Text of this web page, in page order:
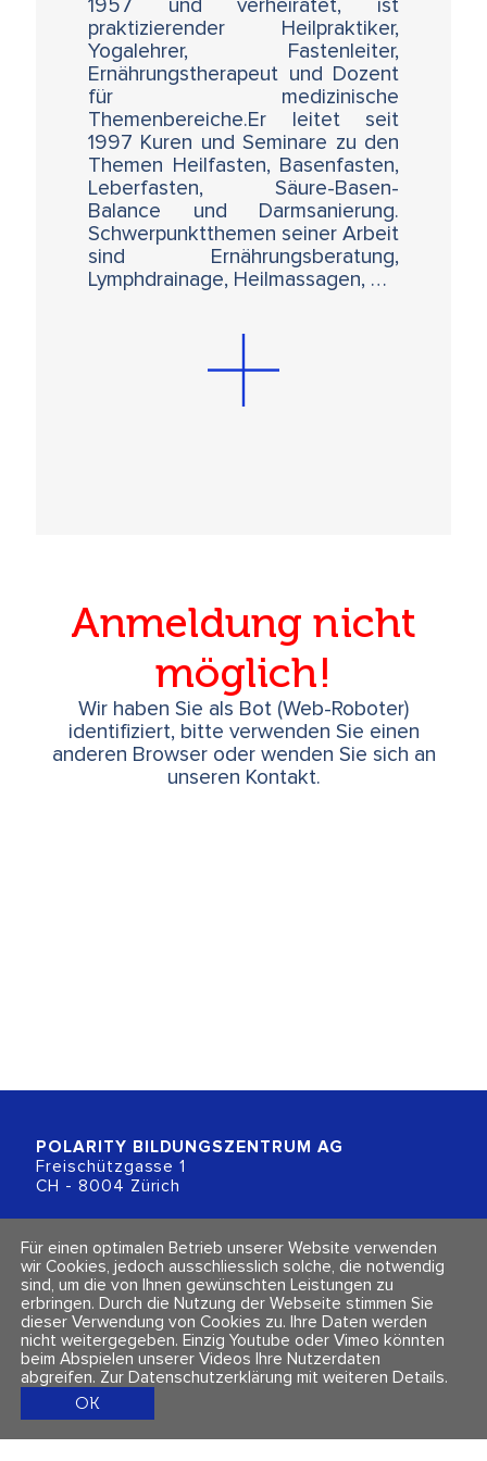
1957 und verheiratet, ist
praktizierender Heilpraktiker,
Yogalehrer, Fastenleiter,
Ernährungstherapeut und Dozent
für medizinische
Themenbereiche.Er leitet seit
1997 Kuren und Seminare zu den
Themen Heilfasten, Basenfasten,
Leberfasten, Säure-Basen-
Balance und Darmsanierung.
Schwerpunktthemen seiner Arbeit
sind Ernährungsberatung,
Lymphdrainage, Heilmassagen, …
Anmeldung nicht
möglich!
Wir haben Sie als Bot (Web-Roboter)
identifiziert, bitte verwenden Sie einen
anderen Browser oder wenden Sie sich an
unseren Kontakt.
POLARITY BILDUNGSZENTRUM AG
Freischützgasse 1
CH - 8004 Zürich
+41 (0)44 218 80 80
info@polarity.ch
Kontakt & Info
Newsletter
Impressum & Datenschutz
AGBs
Folge uns
Für einen optimalen Betrieb unserer Website verwenden
wir Cookies, jedoch ausschliesslich solche, die notwendig
sind, um die von Ihnen gewünschten Leistungen zu
erbringen. Durch die Nutzung der Webseite stimmen Sie
dieser Verwendung von Cookies zu. Ihre Daten werden
nicht weitergegeben. Einzig Youtube oder Vimeo könnten
beim Abspielen unserer Videos Ihre Nutzerdaten
abgreifen. Zur Datenschutzerklärung mit weiteren Details.
OK